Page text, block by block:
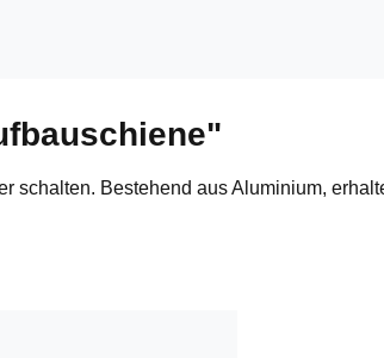
schalten. Bestehend aus Aluminium,